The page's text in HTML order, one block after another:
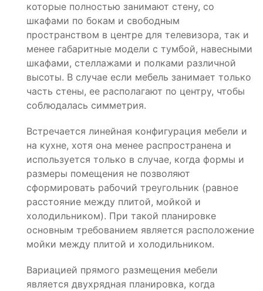
которые полностью занимают стену, со
шкафами по бокам и свободным
пространством в центре для телевизора, так и
менее габаритные модели с тумбой, навесными
шкафами, стеллажами и полками различной
высоты. В случае если мебель занимает только
часть стены, ее располагают по центру, чтобы
соблюдалась симметрия.
Встречается линейная конфигурация мебели и
на кухне, хотя она менее распространена и
используется только в случае, когда формы и
размеры помещения не позволяют
сформировать рабочий треугольник (равное
расстояние между плитой, мойкой и
холодильником). При такой планировке
основным требованием является расположение
мойки между плитой и холодильником.
Вариацией прямого размещения мебели
является двухрядная планировка, когда